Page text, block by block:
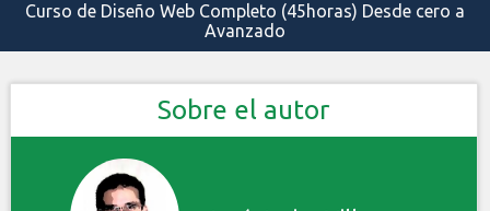
Curso de Diseño Web Completo (45horas) Desde cero a
Avanzado
Sobre el autor